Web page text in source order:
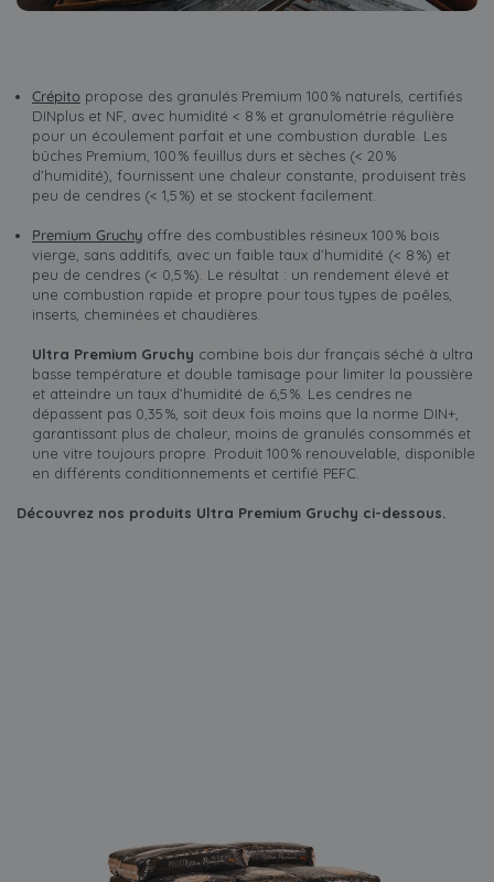
Crépito propose des granulés Premium 100 % naturels, certifiés
DINplus et NF, avec humidité < 8 % et granulométrie régulière
pour un écoulement parfait et une combustion durable. Les
bûches Premium, 100 % feuillus durs et sèches (< 20 %
d’humidité), fournissent une chaleur constante, produisent très
peu de cendres (< 1,5 %) et se stockent facilement.
Premium Gruchy offre des combustibles résineux 100 % bois
vierge, sans additifs, avec un faible taux d’humidité (< 8 %) et
peu de cendres (< 0,5 %). Le résultat : un rendement élevé et
une combustion rapide et propre pour tous types de poêles,
inserts, cheminées et chaudières.
Ultra Premium Gruchy combine bois dur français séché à ultra
basse température et double tamisage pour limiter la poussière
et atteindre un taux d’humidité de 6,5 %. Les cendres ne
dépassent pas 0,35 %, soit deux fois moins que la norme DIN+,
garantissant plus de chaleur, moins de granulés consommés et
une vitre toujours propre. Produit 100 % renouvelable, disponible
en différents conditionnements et certifié PEFC.
Découvrez nos produits Ultra Premium Gruchy ci-dessous.